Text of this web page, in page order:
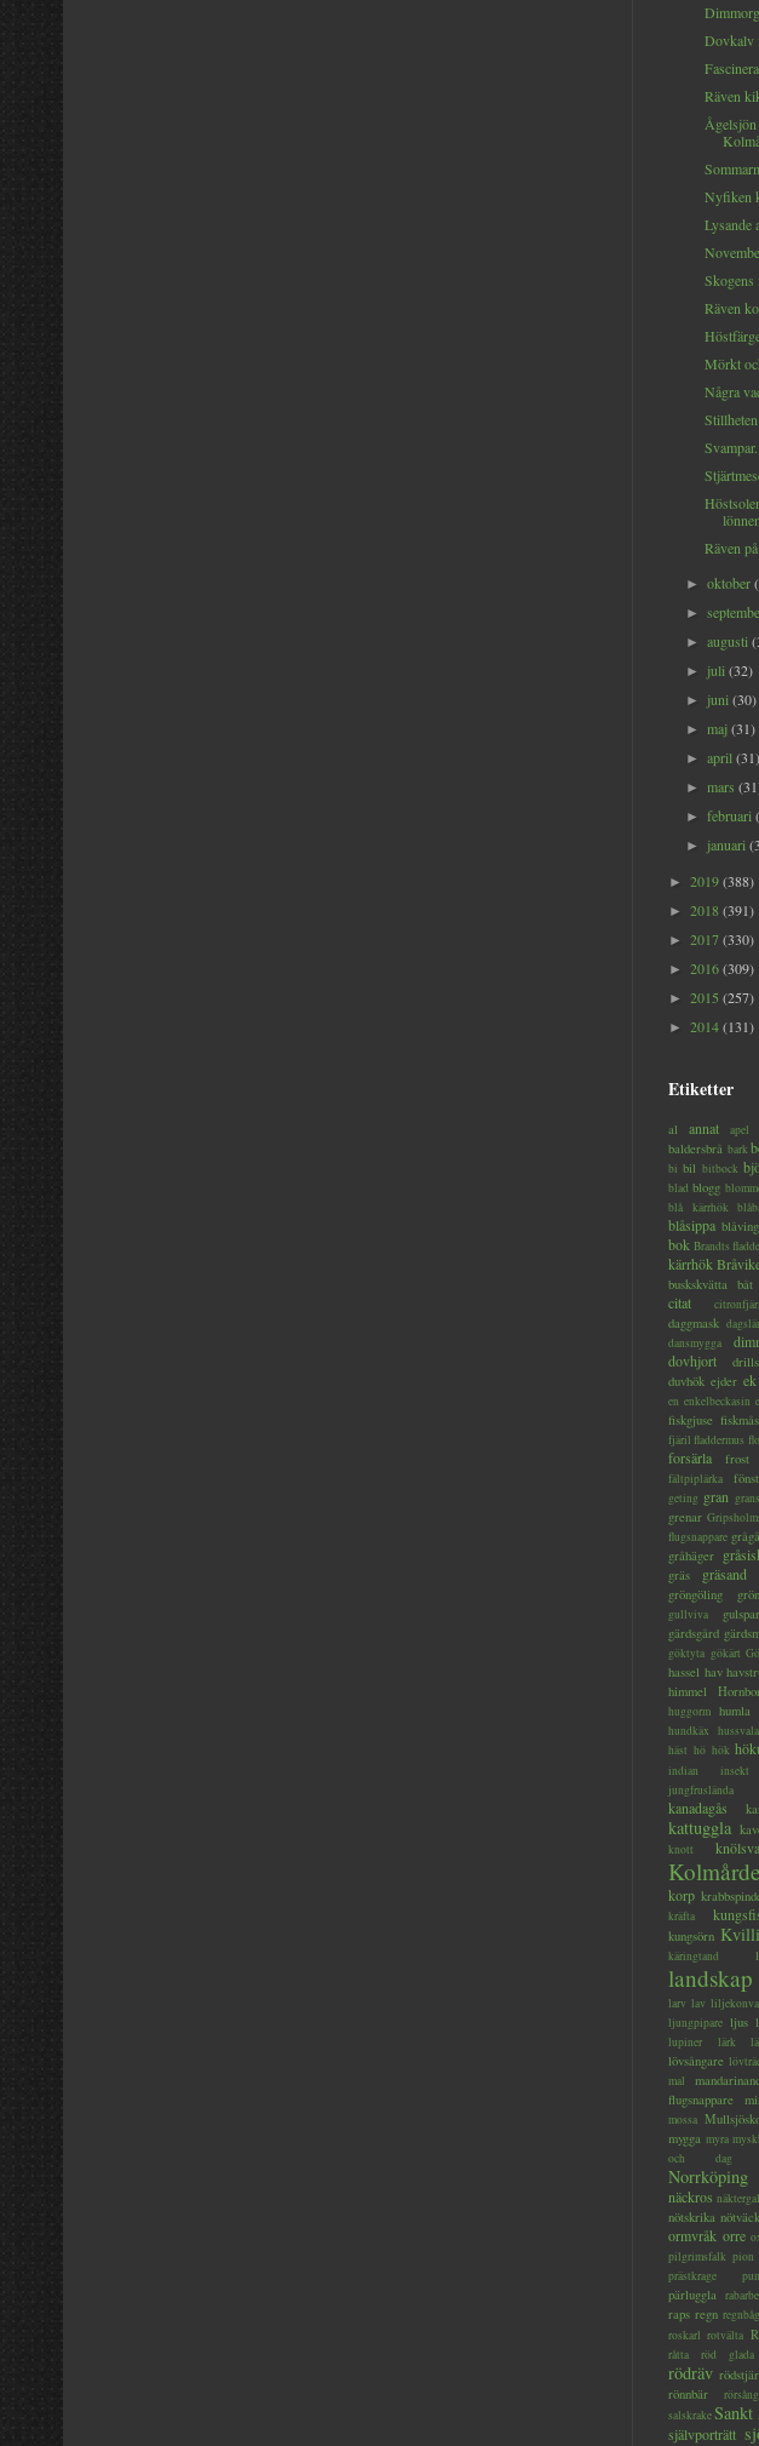
Dovkalv
Räven
Nyfiken
Lysande
Skogens
Räven
Mörkt
Några
Räven
►oktober
►
►augusti
► juli(32)
► juni(30)
►maj(31)
►april(31)
►mars
►februari
► januari
► 2019(388)
► 2018 (391)
► 2017(330)
► 2016(309)
► 2015 (257)
► 2014(131)
Etiketter
al annat apel
baldersbrå bark
bi bil bitbock
blad blogg
blå kärrhök
blåsippa
bok Brandts
kärrhök
buskskvätta båt
citat
daggmask
dansmygga
dovhjort
duvhök ejder ek
en enkelbeckasin
fiskgjuse fiskmås
fjäril fladdermus
forsärla frost
fältpiplärka
geting gran
grenar
flugsnappare
gråhäger
gräs
gräsand
gröngöling
gullviva
gärdsgård
göktyta gökärt
hassel hav
himmel
huggorm humla
hundkäx
hussvala
häst hö hök
indian
insekt
jungfruslända
kanadagås
kattuggla
knott
korp
kräfta
kungsörn
käringtand
landskap
larv lav
ljungpipare ljus
lupiner
lärk
lövsångare
mal
flugsnappare
mossa
mygga myra
och dag
Norrköping
näckros näktergal
nötskrika
ormvråk orre
pilgrimsfalk pion
prästkrage
pärluggla
raps regn
roskarl rotvälta
råtta
röd glada
rödräv
rönnbär
salskrakeSankt
självporträtt